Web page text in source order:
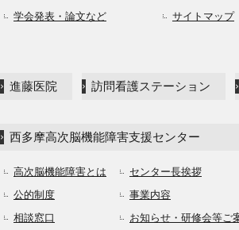
学会発表・論文など
サイトマップ
進藤医院 訪問看護ステーション
西多摩高次脳機能障害支援センター
高次脳機能障害とは
公的制度
相談窓口
センター長挨拶
事業内容
お知らせ・研修会等ご